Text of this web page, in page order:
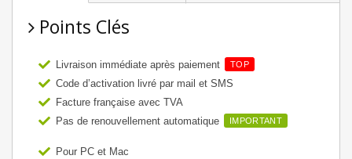
Points Clés
Livraison immédiate après paiement TOP
Code d’activation livré par mail et SMS
Facture française avec TVA
Pas de renouvellement automatique
IMPORTANT
Pour PC et Mac